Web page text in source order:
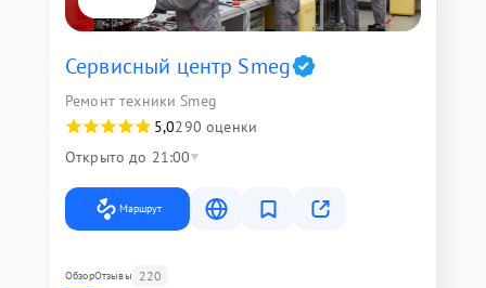
Сервисный центр Smeg
Ремонт техники Smeg
5,0290 оценки
Открыто до 21:00
Маршрут
ОбзорОтзывы 220